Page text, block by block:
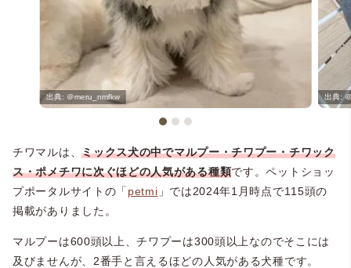
＠meru_nmfkw
チワマルは、ミックス犬の中でマルプー・チワプー・チワック
ス・ポメチワに次ぐほどの人気がある種類です。ペットショッ
プポータルサイトの「 petmi 」では2024年1月時点で115頭の
掲載がありました。
マルプーは600頭以上、チワプーは300頭以上なのでそこには
及びませんが、2番手と言えるほどの人気がある犬種です。